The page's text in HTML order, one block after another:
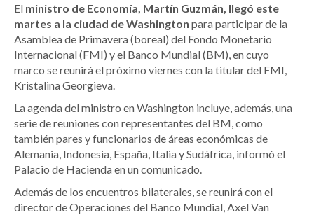
El ministro de Economía, Martín Guzmán, llegó este
martes a la ciudad de Washington para participar de la
Asamblea de Primavera (boreal) del Fondo Monetario
Internacional (FMI) y el Banco Mundial (BM), en cuyo
marco se reunirá el próximo viernes con la titular del FMI,
Kristalina Georgieva.
La agenda del ministro en Washington incluye, además, una
serie de reuniones con representantes del BM, como
también pares y funcionarios de áreas económicas de
Alemania, Indonesia, España, Italia y Sudáfrica, informó el
Palacio de Hacienda en un comunicado.
Además de los encuentros bilaterales, se reunirá con el
director de Operaciones del Banco Mundial, Axel Van